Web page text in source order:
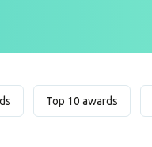
Top 10 awards